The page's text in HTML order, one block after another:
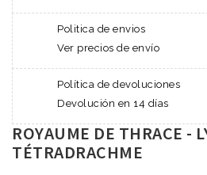
Politica de envios
Ver precios de envío
Política de devoluciones
Devolución en 14 días
ROYAUME DE THRACE -
TÉTRADRACHME